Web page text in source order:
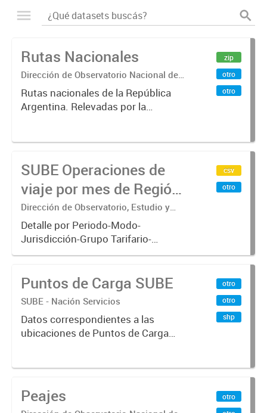
Rutas Nacionales
Dirección de Observatorio Nacional de
Transporte
Rutas nacionales de la República
Argentina. Relevadas por la
zip
otro
otro
SUBE Operaciones de
viaje por mes de Región
Metropolitana de
Buenos Aires
Dirección de Observatorio, Estudio y
Sistemas – Ministerio de Transporte
Detalle por Periodo-Modo-
Jurisdicción-Grupo Tarifario-
Empresa-Línea-Tipo de
de viajes del sistema único de
boleto electrónico(SUBE) para el
periodo registrado...
csv
otro
Puntos de Carga SUBE
SUBE - Nación Servicios
Datos correspondientes a las
ubicaciones de Puntos de Carga
otro
otro
shp
Peajes
otro